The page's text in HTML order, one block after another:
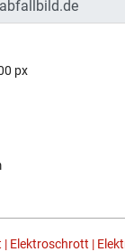
px
| Elektroschrott |